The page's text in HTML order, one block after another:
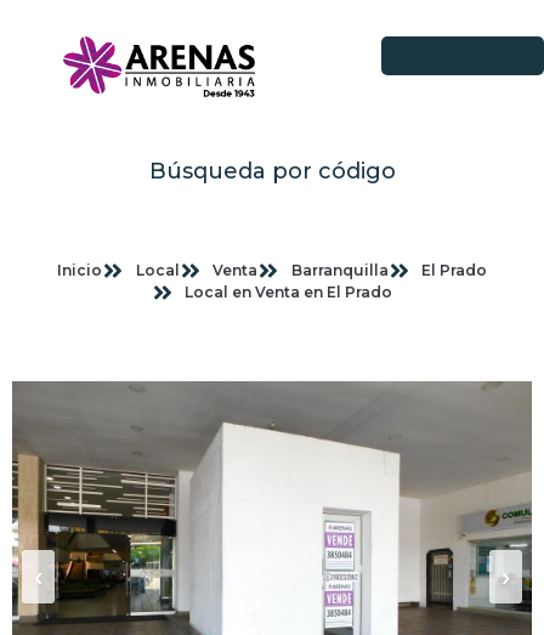
Búsqueda por código
Inicio Local Venta Barranquilla
El Prado
Local en Venta en El Prado
‹ ›